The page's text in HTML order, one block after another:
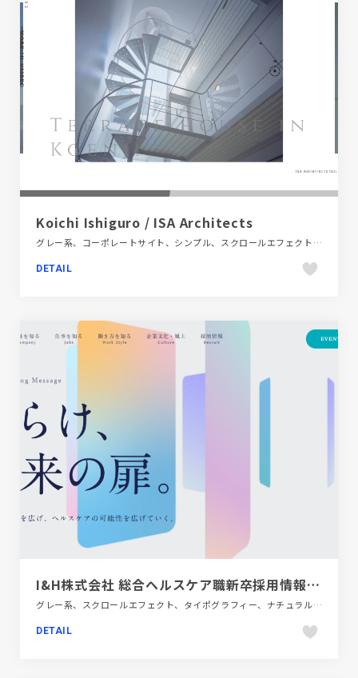
Koichi Ishiguro / ISA Architects
グレー系、コーポレートサイト、シンプル、スクロールエフェクト、スタイリッシュ、タイポグラフィー、ダイナミック、ブルー系、ホワイト系、モーション多め、大きめ写真、建設・住宅・不動産
DETAIL
I&H株式会社 総合ヘルスケア職新卒採用情報サイト
グレー系、スクロールエフェクト、タイポグラフィー、ナチュラル、ブルー系、ポップ、モーション多め、医療・ヘルスケア、大きめ写真、新卒・中途採用サイト
DETAIL